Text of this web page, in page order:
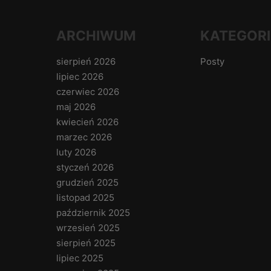
ARCHIWUM
sierpień 2026
lipiec 2026
czerwiec 2026
maj 2026
kwiecień 2026
marzec 2026
luty 2026
styczeń 2026
grudzień 2025
listopad 2025
październik 2025
wrzesień 2025
sierpień 2025
lipiec 2025
Posty